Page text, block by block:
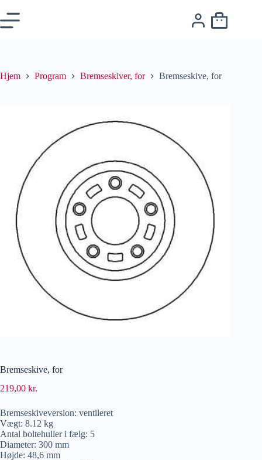
Hjem Program Bremseskiver, for Bremseskive, for
Bremseskive, for
219,00 kr.
Bremseskiveversion: ventileret
Vægt: 8.12 kg
Antal boltehuller i fælg: 5
Diameter: 300 mm
Højde: 48,6 mm